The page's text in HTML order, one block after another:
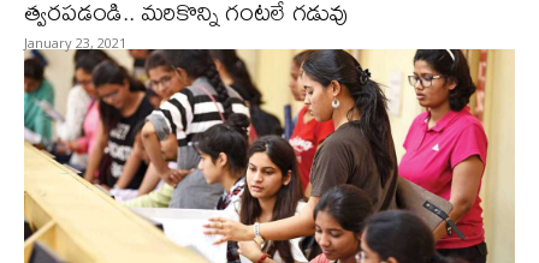
త్వరపడండి.. మరికొన్ని గంటలే గడువు
January 23, 2021